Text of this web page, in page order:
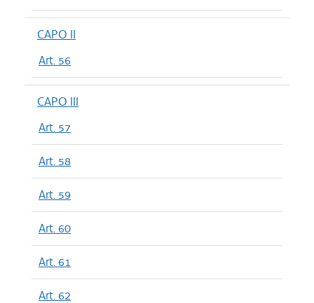
CAPO II
Art. 56
CAPO III
Art. 57
Art. 58
Art. 59
Art. 60
Art. 61
Art. 62